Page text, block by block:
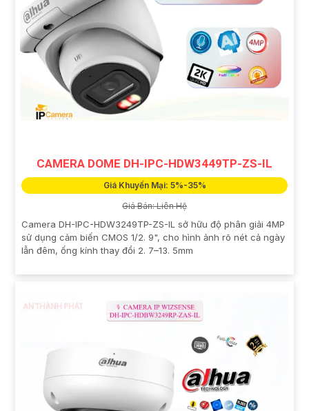
CAMERA DOME DH-IPC-HDW3449TP-ZS-IL
Giá Khuyến Mại: 5%-35%
Giá Bán: Liên Hệ
Camera DH-IPC-HDW3249TP-ZS-IL sở hữu độ phân giải 4MP
sử dụng cảm biến CMOS 1/2. 9", cho hình ảnh rõ nét cả ngày
lẫn đêm, ống kính thay đổi 2. 7–13. 5mm